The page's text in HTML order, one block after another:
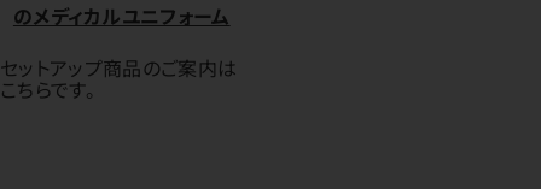
のメディカルユニフォーム
セットアップ商品のご案内は
こちらです。